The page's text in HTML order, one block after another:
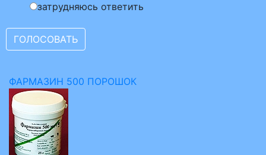
затрудняюсь ответить
ФАРМАЗИН 500 ПОРОШОК